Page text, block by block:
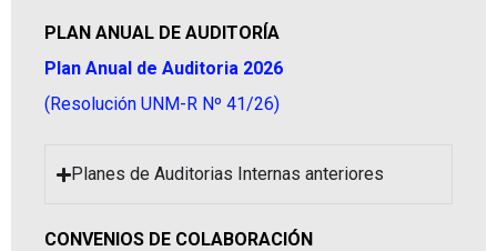
PLAN ANUAL DE AUDITORÍA
Plan Anual de Auditoria 2026
(Resolución UNM-R Nº 41/26)
Planes de Auditorias Internas anteriores
CONVENIOS DE COLABORACIÓN